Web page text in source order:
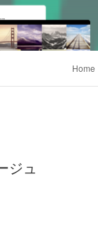
Home
ジュ